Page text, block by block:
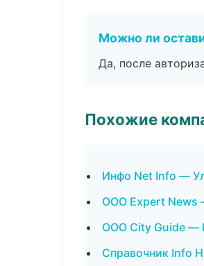
Можно ли
Да, после
Похожие
Инфо Net Info —
ООО Expert News
ООО City Guide —
Справочник Info